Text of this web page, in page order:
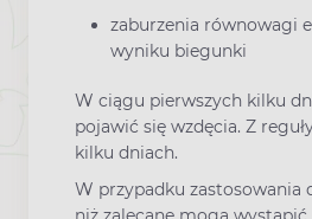
zaburzenia równowagi
wyniku biegunki
W ciągu pierwszych kilku
pojawić się wzdęcia. Z
kilku dniach.
W przypadku zastosowania